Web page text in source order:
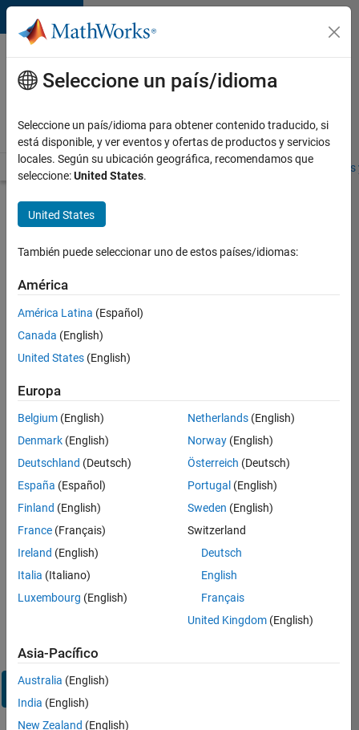
Saltar al contenido
Ofertas
de
empleo
MathWorks
Visión general Búsqueda de empleo Oficinas locales
Enviar
solicitud
Senior
Compiler
Engineer
Inicie
en
su
cuenta
empleo
Dirección de correo electrónico
contraseña?
Iniciar
sesión
Seleccione un país/idioma
Seleccione un país/idioma para obtener contenido traducido, si
está disponible, y ver eventos y ofertas de productos y servicios
locales. Según su ubicación geográfica, recomendamos que
seleccione:United States.
United States
También puede seleccionar uno de estos países/idiomas:
América
América Latina (Español)
Canada (English)
United States (English)
Europa
Belgium (English)
Denmark (English)
Deutschland (Deutsch)
España (Español)
Finland (English)
France (Français)
Ireland (English)
Italia (Italiano)
Luxembourg (English)
Netherlands(English)
Norway(English)
Österreich (Deutsch)
Portugal (English)
Sweden (English)
Switzerland
Deutsch
English
Français
United Kingdom(English)
Asia-Pacífico
Australia (English)
India (English)
New Zealand (English)